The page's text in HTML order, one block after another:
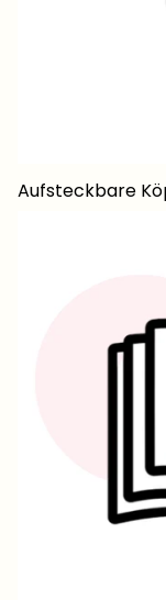
Aufsteckbare